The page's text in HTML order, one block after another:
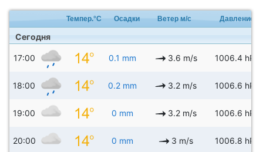
Темпер.°C Осадки Ветер м/с Давление
Сегодня
17:00 0.1 mm 3.6 m/s 1006.4 hPa
18:00 0.2 mm 3.2 m/s 1006.6 hPa
19:00 0 mm 3.2 m/s 1006.6 hPa
20:00 0 mm 3 m/s 1006.8 hPa